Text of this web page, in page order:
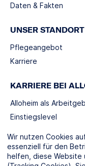
Daten & Fakten
UNSER STANDORT
Pflegeangebot
Karriere
KARRIERE BEI
Alloheim als
Einstiegslevel
SOCIAL MEDIA
Wir nutzen Cookies
essenziell für den
helfen, diese Website